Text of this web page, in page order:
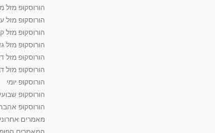
הורוסקופ מזל
הורוסקופ מזל
הורוסקופ מזל
הורוסקופ מזל
הורוסקופ מזל
הורוסקופ מזל
הורוסקופ יומי
הורוסקופ שבועי
הורוסקופ
מאמרים